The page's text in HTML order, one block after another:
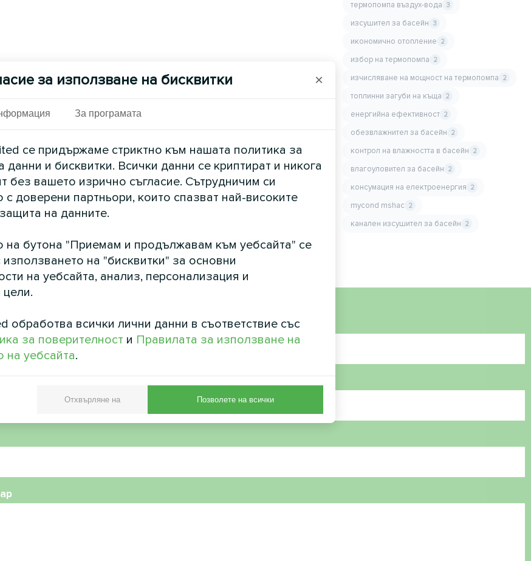
термопомпа въздух-вода 3
изсушител за басейн 3
икономично отопление 2
избор на термопомпа 2
изчисляване на мощност на термопомпа 2
топлинни загуби на къща 2
енергийна ефективност 2
обезвлажнител за басейн 2
контрол на влажността в басейн 2
влагоуловител за басейн 2
консумация на електроенергия 2
mycond mshac 2
канален изсушител за басейн 2
за използване на бисквитки ×
За програмата
се придържаме стриктно към нашата политика за
данни и бисквитки. Всички данни се криптират и никога
без вашето изрично съгласие. Сътрудничим си
с доверени партньори, които спазват най-високите
на данните.
на бутона "Приемам и продължавам към уебсайта" се
използването на "бисквитки" за основни
на уебсайта, анализ, персонализация и
цели.
обработва всички лични данни в съответствие със
за поверителност и Правилата за използване на
на уебсайта.
Отхвърляне на Позволете на всички